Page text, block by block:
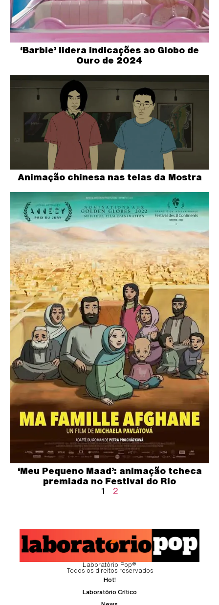
‘Barbie’ lidera indicações ao Globo de
Ouro de 2024
Animação chinesa nas telas da Mostra
‘Meu Pequeno Maad’: animação tcheca
premiada no Festival do Rio
1
2
Laboratório Pop®
Todos os direitos reservados
Hot!
Laboratório Crítico